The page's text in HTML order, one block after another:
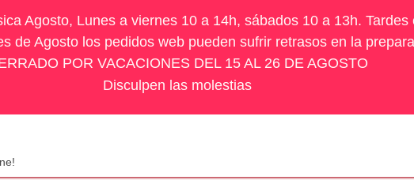
Agosto, Lunes a viernes 10 a 14h, sábados 10 a 13h. Tardes
de Agosto los pedidos web pueden sufrir retrasos en la
POR VACACIONES DEL 15 AL 26 DE AGOSTO
Disculpen las molestias